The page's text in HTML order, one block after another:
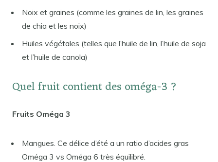
Noix et graines (comme les graines de lin, les graines
de chia et les noix)
Huiles végétales (telles que l’huile de lin, l’huile de soja
et l’huile de canola)
Quel fruit contient des oméga-3 ?
Fruits Oméga 3
Mangues. Ce délice d’été a un ratio d’acides gras
Oméga 3 vs Oméga 6 très équilibré.